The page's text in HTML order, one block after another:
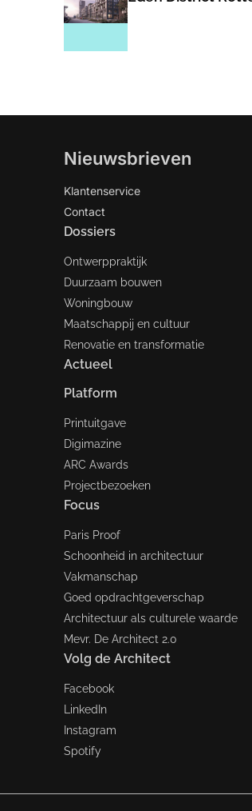
Nieuwsbrieven
Klantenservice
Contact
Dossiers
Ontwerppraktijk
Duurzaam bouwen
Woningbouw
Maatschappij en cultuur
Renovatie en transformatie
Actueel
Platform
Printuitgave
Digimazine
ARC Awards
Projectbezoeken
Focus
Paris Proof
Schoonheid in architectuur
Vakmanschap
Goed opdrachtgeverschap
Architectuur als culturele waarde
Mevr. De Architect 2.0
Volg de Architect
Facebook
LinkedIn
Instagram
Spotify